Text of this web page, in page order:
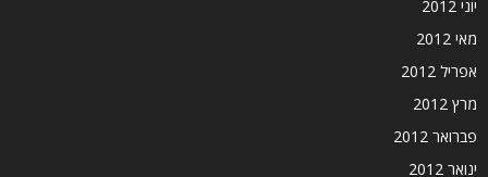
יוני 2012
מאי 2012
אפריל 2012
מרץ 2012
פברואר 2012
ינואר 2012